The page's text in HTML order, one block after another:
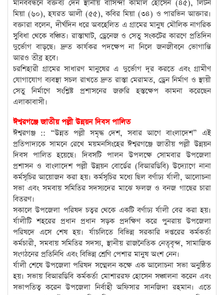
মানববন্ধনে বক্তব্য দেন স্থানীয় বাসিন্দা কামাল হোসেন (৪৫), লিটন
মিয়া (৬০), হযরত আলী (৫৫), কবির মিয়া (৩৪) ও পারভিন আক্তার।
বক্তারা বলেন, দীর্ঘদিন ধরে অবহেলিত এ গ্রামের মানুষ মৌলিক নাগরিক
সুবিধা থেকে বঞ্চিত। রাস্তাঘাট, ড্রেনেজ ও সেতু সংকটের কারণে প্রতিদিন
দুর্ভোগ বাড়ছে। দ্রুত কার্যকর পদক্ষেপ না নিলে জনজীবনে ভোগান্তি
আরও তীব্র হবে।
চরশিহারী গ্রামের সাধারণ মানুষের এ দুর্ভোগ দূর করতে এবং গ্রামীণ
যোগাযোগ ব্যবস্থা সচল রাখতে দ্রুত রাস্তা মেরামত, ড্রেন নির্মাণ ও স্থায়ী
সেতু নির্মাণে সংশ্লিষ্ট প্রশাসনের জরুরি হস্তক্ষেপ কামনা করেছেন
এলাকাবাসী।
ঈশ্বরগঞ্জে জাতীয় পল্লী উন্নয়ন দিবস পালিত
ঈশ্বরগঞ্জ :: “উন্নত পল্লী সমৃদ্ধ দেশ, সবার আগে বাংলাদেশ” এই
প্রতিপাদ্যকে সামনে রেখে ময়মনসিংহের ঈশ্বরগঞ্জে জাতীয় পল্লী উন্নয়ন
দিবস পালিত হয়েছে। দিবসটি পালন উপলক্ষে সোমবার উপজেলা
প্রশাসন ও বাংলাদেশ পল্লী উন্নয়ন বোর্ডের (বিআরডিবি) উদ্যোগে নানা
কর্মসূচির আয়োজন করা হয়। কর্মসূচির মধ্যে ছিল বর্ণাঢ্য র্যালী, আলোচনা
সভা এবং সমবায় সমিতির সদস্যদের মাঝে ফলজ ও বনজ গাছের চারা
বিতরণ।
সকালে উপজেলা পরিষদ চত্বর থেকে একটি বর্ণাঢ্য র্যালী বের করা হয়।
র্যালীটি শহরের প্রধান প্রধান সড়ক প্রদক্ষিণ করে পুনরায় উপজেলা
পরিষদে এসে শেষ হয়। র্যাচলিতে বিভিন্ন সরকারি দপ্তরের কর্মকর্তা
কর্মচারী, সমবায় সমিতির সদস্য, স্থানীয় রাজনৈতিক নেতৃবৃন্দ, সামাজিক
সংগঠনের প্রতিনিধি এবং বিভিন্ন শ্রেণি পেশার মানুষ অংশ নেন।
র্যালী শেষে উপজেলা পরিষদ সম্মেলন কক্ষে এক আলোচনা সভা অনুষ্ঠিত
হয়। সভায় বিআরডিবি কর্মকর্তা মোশাররফ হোসেন সঞ্চালনা করেন এবং
সভাপতিত্ব করেন উপজেলা নির্বাহী অফিসার সানজিদা রহমান। এতে